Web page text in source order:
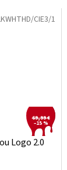
69,99 €
–15 %
Logo 2.0
CIE3/1